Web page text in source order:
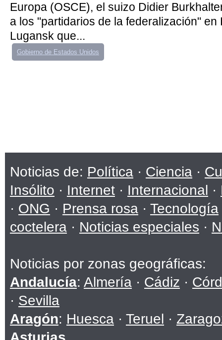
Europa (OSCE), el suizo Didier
a los "partidarios de la federalización" en
Lugansk que...
Gobierno de Estados Unidos
Noticias de: Política · Ciencia ·
Insólito · Internet · Internacional ·
· ONG · Prensa rosa · Tecnología
coctelera · Noticias especiales ·
Noticias por zonas geográficas:
Andalucía: Almería · Cádiz ·
· Sevilla
Aragón: Huesca · Teruel ·